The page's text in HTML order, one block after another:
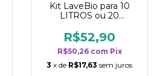
Kit LaveBio para 10
LITROS ou 20
rendimento da
categoria - Neutro
R$52,90
R$50,26 com Pix
3 x de R$17,63 sem juros